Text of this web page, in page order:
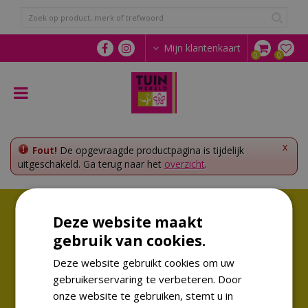
n
a
Mijn klantenkaart
x
Fout! De opgevraagde productpagina is tijdelijk
uitgeschakeld. Ga terug naar het overzicht.
Volg ons!
Altijd op de hoogte van de laatste trends
Deze website maakt
gebruik van cookies.
Deze website gebruikt cookies om uw
gebruikerservaring te verbeteren. Door
onze website te gebruiken, stemt u in